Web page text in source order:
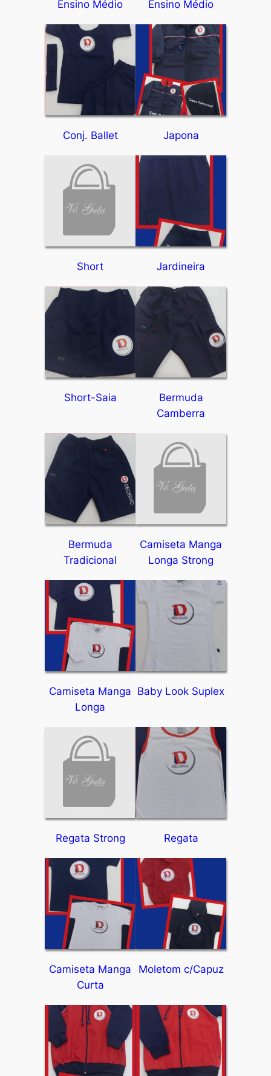
Ensino Médio Ensino Médio
Conj. Ballet Japona
Short Jardineira
Short-Saia
Bermuda
Camberra
Bermuda
Tradicional
Camiseta Manga
Longa Strong
Camiseta Manga
Longa
Baby Look Suplex
Regata Strong Regata
Camiseta Manga
Curta
Moletom c/Capuz